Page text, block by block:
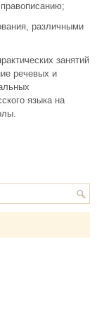
различными
занятий
речевых и
языка на